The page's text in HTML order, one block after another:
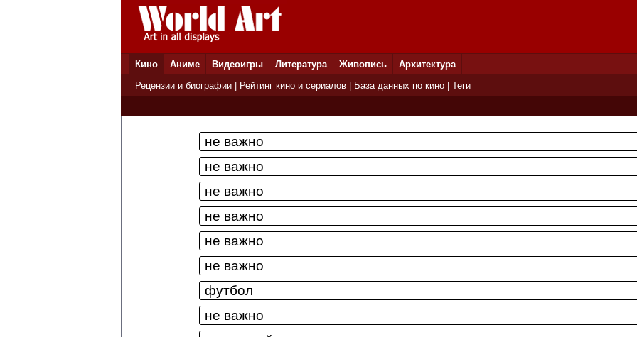
Кино Аниме Видеоигры Литература Живопись Архитектура
Рецензии и биографии
Рейтинг кино и сериалов База данных по кино
Теги